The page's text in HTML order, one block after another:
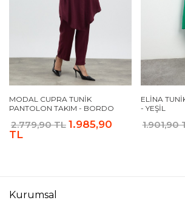
MODAL CUPRA TUNIK
PANTOLON TAKIM - BORDO
2.779,90 TL 1.985,90
TL
ELINA
- YEŞIL
1.901,90
Kurumsal